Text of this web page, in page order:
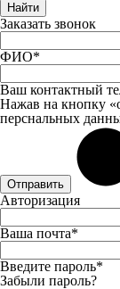
Найти
Заказать звонок
ФИО*
Ваш контактный
Нажав на кнопку
перснальных
Отправить
Авторизация
Ваша почта*
Введите пароль*
Забыли пароль?